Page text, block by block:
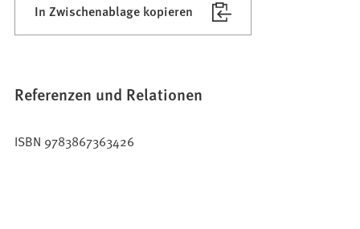
In Zwischenablage kopieren
Referenzen und Relationen
ISBN 9783867363426